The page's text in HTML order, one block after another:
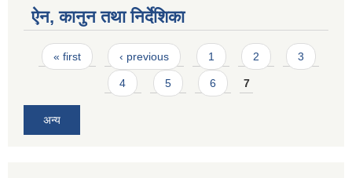
ऐन, कानुन तथा निर्देशिका
Pages
« first ‹ previous 1 2 3
4 5 6 7
अन्य